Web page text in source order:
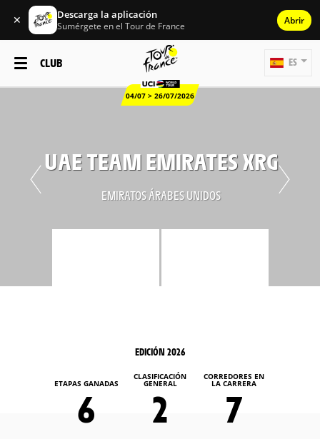
✕ Descarga la aplicación
Sumérgete en el Tour de France Abrir
CLUB
04/07 > 26/07/2026
ES
UAE TEAM EMIRATES XRG
EMIRATOS ÁRABES UNIDOS
EDICIÓN 2026
ETAPAS GANADAS
6
CLASIFICACIÓN
GENERAL
2
CORREDORES EN
LA CARRERA
7